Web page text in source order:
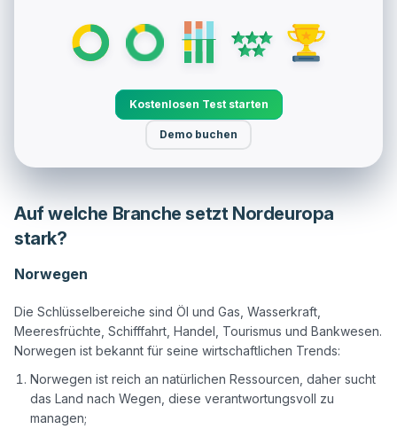
Kostenlosen Test starten
Demo buchen
Auf welche Branche setzt Nordeuropa
stark?
Norwegen
Die Schlüsselbereiche sind Öl und Gas, Wasserkraft,
Meeresfrüchte, Schifffahrt, Handel, Tourismus und Bankwesen.
Norwegen ist reich an natürlichen Ressourcen, daher sucht
das Land nach Wegen, diese verantwortungsvoll zu
managen;